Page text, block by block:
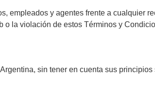
empleados y agentes frente a cualquier
la violación de estos Términos y
sin tener en cuenta sus